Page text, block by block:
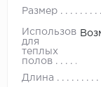
Размер
Использование
для
теплых
полов
Длина